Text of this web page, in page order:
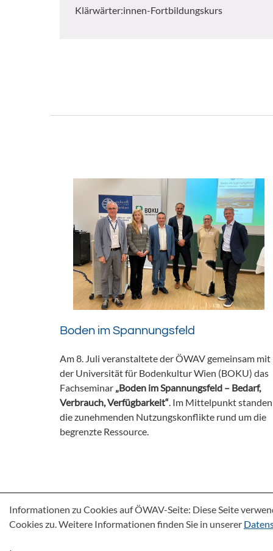
Klärwärter:innen-Fortbildungskurs
Boden im Spannungsfeld
Am 8. Juli veranstaltete der ÖWAV gemeinsam mit
der Universität für Bodenkultur Wien (BOKU) das
Fachseminar „Boden im Spannungsfeld – Bedarf,
Verbrauch, Verfügbarkeit“. Im Mittelpunkt standen
die zunehmenden Nutzungskonflikte rund um die
begrenzte Ressource.
Informationen zu Cookies auf ÖWAV-Seite: Diese Seite
Cookies zu. Weitere Informationen finden Sie in unserer